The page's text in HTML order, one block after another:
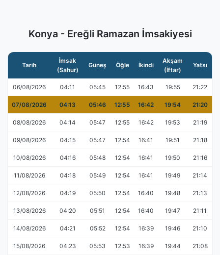
Konya - Ereğli Ramazan İmsakiyesi
Tarih
İmsak
(Sahur)
Güneş Öğle İkindi
Akşam
(İftar)
Yatsı
06/08/2026 04:11 05:45 12:55 16:43 19:55 21:22
07/08/2026 04:13 05:46 12:55 16:42 19:54 21:20
08/08/2026 04:14 05:47 12:55 16:42 19:53 21:19
09/08/2026 04:15 05:47 12:54 16:41 19:51 21:18
10/08/2026 04:16 05:48 12:54 16:41 19:50 21:16
11/08/2026 04:18 05:49 12:54 16:41 19:49 21:14
12/08/2026 04:19 05:50 12:54 16:40 19:48 21:13
13/08/2026 04:20 05:51 12:54 16:40 19:47 21:11
14/08/2026 04:21 05:52 12:54 16:39 19:46 21:10
15/08/2026 04:23 05:53 12:53 16:39 19:44 21:08